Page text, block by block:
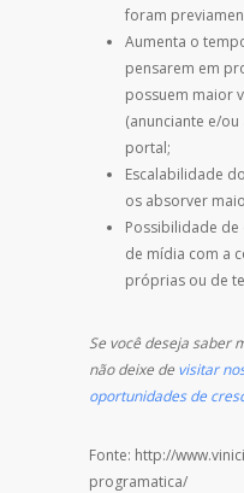
foram
Aumenta o
pensarem em
possuem maior
(anunciante e/
portal;
Escalabilidade
os absorver
Possibilidade
de mídia com a
próprias ou de
Se você deseja saber
não deixe de visitar
oportunidades de
Fonte: http://
programatica/